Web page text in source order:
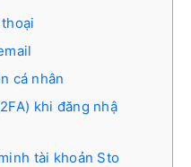
cá nhân
khi đăng nhậ
tài khoản Sto